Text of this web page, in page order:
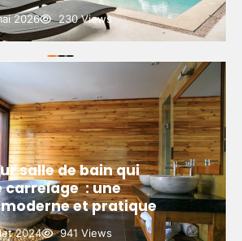
2026 230 Views
salle de bain qui
carrelage : une
et pratique
2024 941 Views